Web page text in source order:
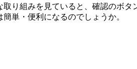
り組みを見ていると、確認のボ
単・便利になるのでしょうか。